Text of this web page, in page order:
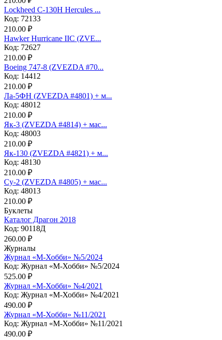
Lockheed C-130H Hercules ...
Код: 72133
210.00 ₽
Hawker Hurricane IIC (ZVE...
Код: 72627
210.00 ₽
Boeing 747-8 (ZVEZDA #70...
Код: 14412
210.00 ₽
Ла-5ФН (ZVEZDA #4801) + м...
Код: 48012
210.00 ₽
Як-3 (ZVEZDA #4814) + мас...
Код: 48003
210.00 ₽
Як-130 (ZVEZDA #4821) + м...
Код: 48130
210.00 ₽
Су-2 (ZVEZDA #4805) + мас...
Код: 48013
210.00 ₽
Буклеты
Каталог Драгон 2018
Код: 90118Д
260.00 ₽
Журналы
Журнал «М-Хобби» №5/2024
Код: Журнал «М-Хобби» №5/2024
525.00 ₽
Журнал «М-Хобби» №4/2021
Код: Журнал «М-Хобби» №4/2021
490.00 ₽
Журнал «М-Хобби» №11/2021
Код: Журнал «М-Хобби» №11/2021
490.00 ₽